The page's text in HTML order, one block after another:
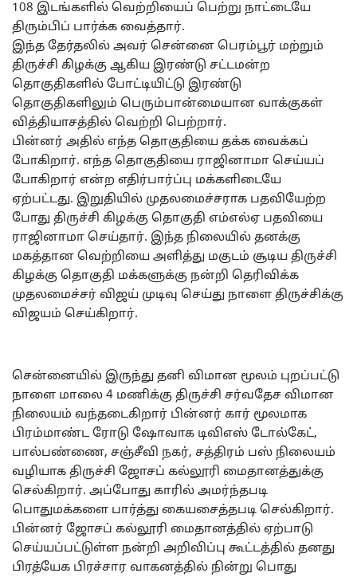
108 இடங்களில் வெற்றியைப் பெற்று நாட்டையே
திரும்பிப் பார்க்க வைத்தார்.
இந்த தேர்தலில் அவர் சென்னை பெரம்பூர் மற்றும்
திருச்சி கிழக்கு ஆகிய இரண்டு சட்டமன்ற
தொகுதிகளில் போட்டியிட்டு இரண்டு
தொகுதிகளிலும் பெரும்பான்மையான வாக்குகள்
வித்தியாசத்தில் வெற்றி பெற்றார்.
பின்னர் அதில் எந்த தொகுதியை தக்க வைக்கப்
போகிறார். எந்த தொகுதியை ராஜினாமா செய்யப்
போகிறார் என்ற எதிர்பார்ப்பு மக்களிடையே
ஏற்பட்டது. இறுதியில் முதலமைச்சராக பதவியேற்ற
போது திருச்சி கிழக்கு தொகுதி எம்எல்ஏ பதவியை
ராஜினாமா செய்தார். இந்த நிலையில் தனக்கு
மகத்தான வெற்றியை அளித்து மகுடம் சூடிய திருச்சி
கிழக்கு தொகுதி மக்களுக்கு நன்றி தெரிவிக்க
முதலமைச்சர் விஜய் முடிவு செய்து நாளை திருச்சிக்கு
விஜயம் செய்கிறார்.
சென்னையில் இருந்து தனி விமான மூலம் புறப்பட்டு
நாளை மாலை 4 மணிக்கு திருச்சி சர்வதேச விமான
நிலையம் வந்தடைகிறார் பின்னர் கார் மூலமாக
பிரம்மாண்ட ரோடு ஷோவாக டிவிஎஸ் டோல்கேட்,
பால்பண்ணை, சஞ்சீவி நகர், சத்திரம் பஸ் நிலையம்
வழியாக திருச்சி ஜோசப் கல்லூரி மைதானத்துக்கு
செல்கிறார். அப்போது காரில் அமர்ந்தபடி
பொதுமக்களை பார்த்து கையசைத்தபடி செல்கிறார்.
பின்னர் ஜோசப் கல்லூரி மைதானத்தில் ஏற்பாடு
செய்யப்பட்டுள்ள நன்றி அறிவிப்பு கூட்டத்தில் தனது
பிரத்யேக பிரச்சார வாகனத்தில் நின்று பொது